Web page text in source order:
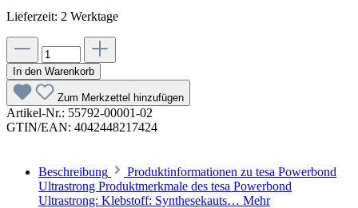
Lieferzeit: 2 Werktage
In den Warenkorb
Zum Merkzettel hinzufügen
Artikel-Nr.: 55792-00001-02
GTIN/EAN: 4042448217424
Beschreibung
Produktinformationen zu tesa Powerbond
Ultrastrong Produktmerkmale des tesa Powerbond
Ultrastrong: Klebstoff: Synthesekauts… Mehr